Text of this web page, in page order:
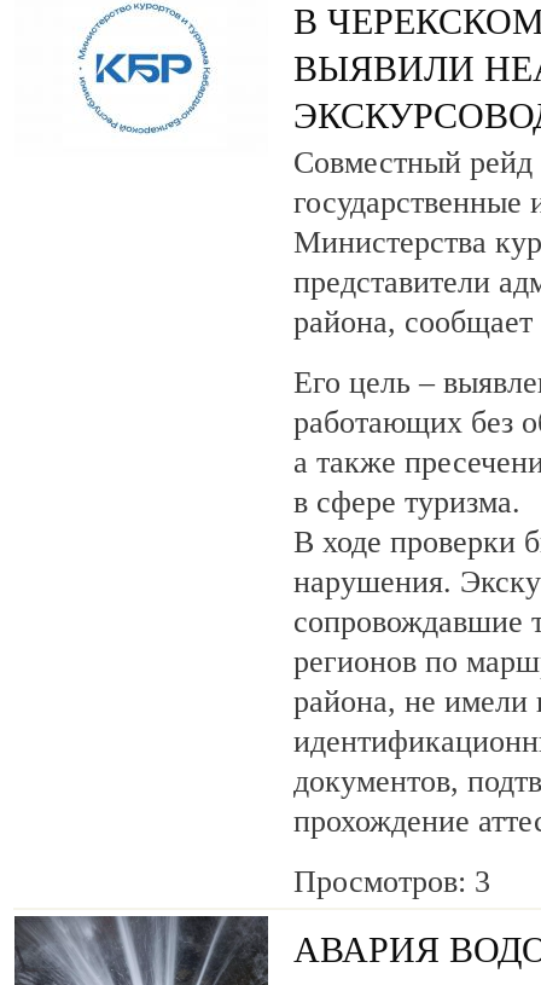
В
ВЫЯВИЛИ
Совместный рейд
государственные
Министерства
представители
района,
Его цель –
работающих без
а также
в сфере туризма.
В ходе проверки
нарушения.
сопровождавшие
регионов по
района, не имели
документов,
прохождение
Просмотров: 3
АВАРИЯ